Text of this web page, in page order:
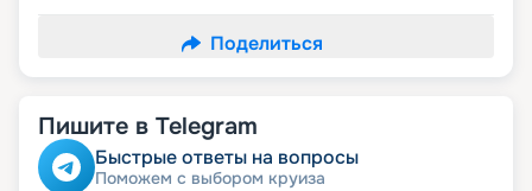
Поделиться
Пишите в Telegram
Быстрые ответы на вопросы
Поможем с выбором круиза